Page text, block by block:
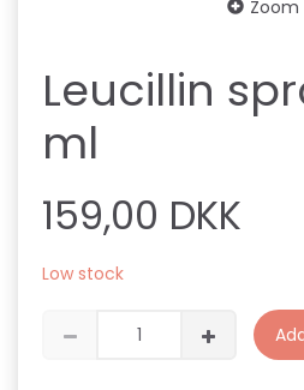
Zoom
Leucillin
ml
159,00 DKK
Low stock